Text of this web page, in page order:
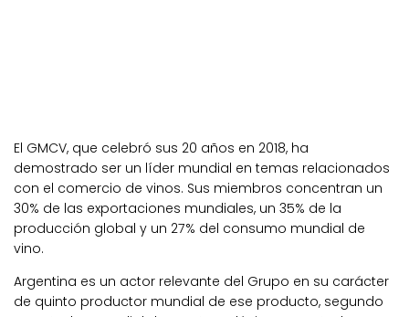
El GMCV, que celebró sus 20 años en 2018, ha
demostrado ser un líder mundial en temas relacionados
con el comercio de vinos. Sus miembros concentran un
30% de las exportaciones mundiales, un 35% de la
producción global y un 27% del consumo mundial de
vino.
Argentina es un actor relevante del Grupo en su carácter
de quinto productor mundial de ese producto, segundo